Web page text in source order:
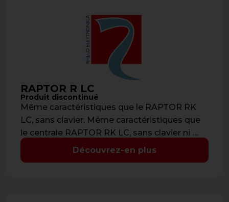
RAPTOR R LC
Produit discontinué
Même caractéristiques que le RAPTOR RK
LC, sans clavier. Même caractéristiques que
le centrale RAPTOR RK LC, sans clavier ni …
Découvrez-en plus